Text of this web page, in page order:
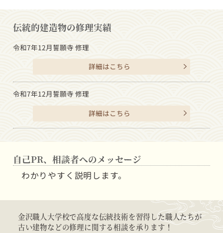
伝統的建造物の修理実績
令和7年12月誓願寺 修理
詳細はこちら
令和7年12月誓願寺 修理
詳細はこちら
自己PR、相談者へのメッセージ
わかりやすく説明します。
金沢職人大学校で高度な伝統技術を習得した職人たちが
古い建物などの修理に関する相談を承ります！